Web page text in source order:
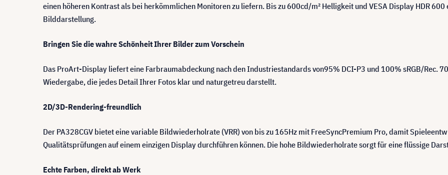
einen höheren Kontrast als bei herkömmlichen Monitoren zu liefern. Bis zu 600cd/m² Helligkeit und VESA Display HDR
Bilddarstellung.
Bringen Sie die wahre Schönheit Ihrer Bilder zum Vorschein
Das ProArt-Display liefert eine Farbraumabdeckung nach den Industriestandards von95% DCI-P3 und 100% sRGB/Rec.
Wiedergabe, die jedes Detail Ihrer Fotos klar und naturgetreu darstellt.
2D/3D-Rendering-freundlich
Der PA328CGV bietet eine variable Bildwiederholrate (VRR) von bis zu 165Hz mit FreeSyncPremium Pro, damit
Qualitätsprüfungen auf einem einzigen Display durchführen können. Die hohe Bildwiederholrate sorgt für eine flüssige
Echte Farben, direkt ab Werk